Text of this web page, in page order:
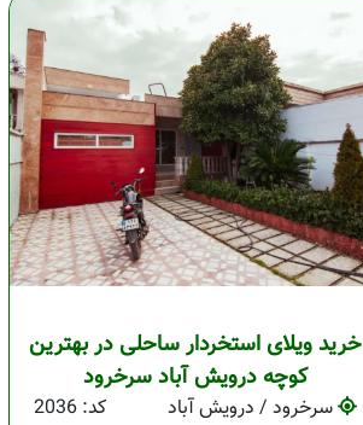
خرید ویلای استخردار ساحلی در بهترین
کوچه درویش آباد سرخرود
سرخرود / درویش آباد
کد: 2036